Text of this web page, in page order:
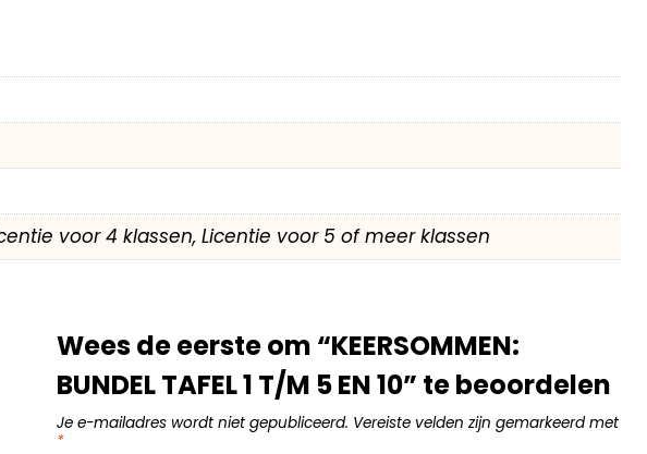
voor 4 klassen, Licentie voor 5 of meer klassen
Wees de eerste om “KEERSOMMEN:
BUNDEL TAFEL 1 T/M 5 EN 10” te beoordelen
Je e-mailadres wordt niet gepubliceerd. Vereiste velden zijn gemarkeerd met
*